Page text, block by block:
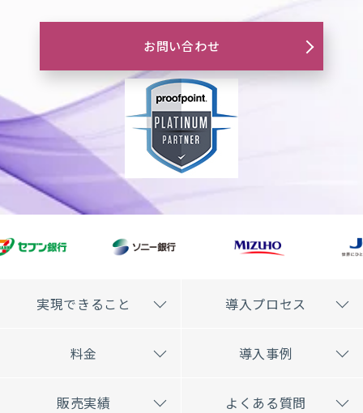
お問い合わせ
実現できること 導入プロセス
料金 導入事例
販売実績 よくある質問